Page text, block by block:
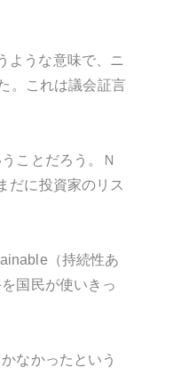
ような意味で、ニ
。これは議会証言
ことだろう。Ｎ
だに投資家のリス
（持続性あ
国民が使いきっ
なかったという